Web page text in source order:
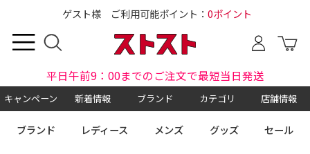
ゲスト様 ご利用可能ポイント： 0ポイント
平日午前9：00までのご注文で最短当日発送
キャンペーン 新着情報 ブランド カテゴリ 店舗情報
ブランド レディース メンズ グッズ セール